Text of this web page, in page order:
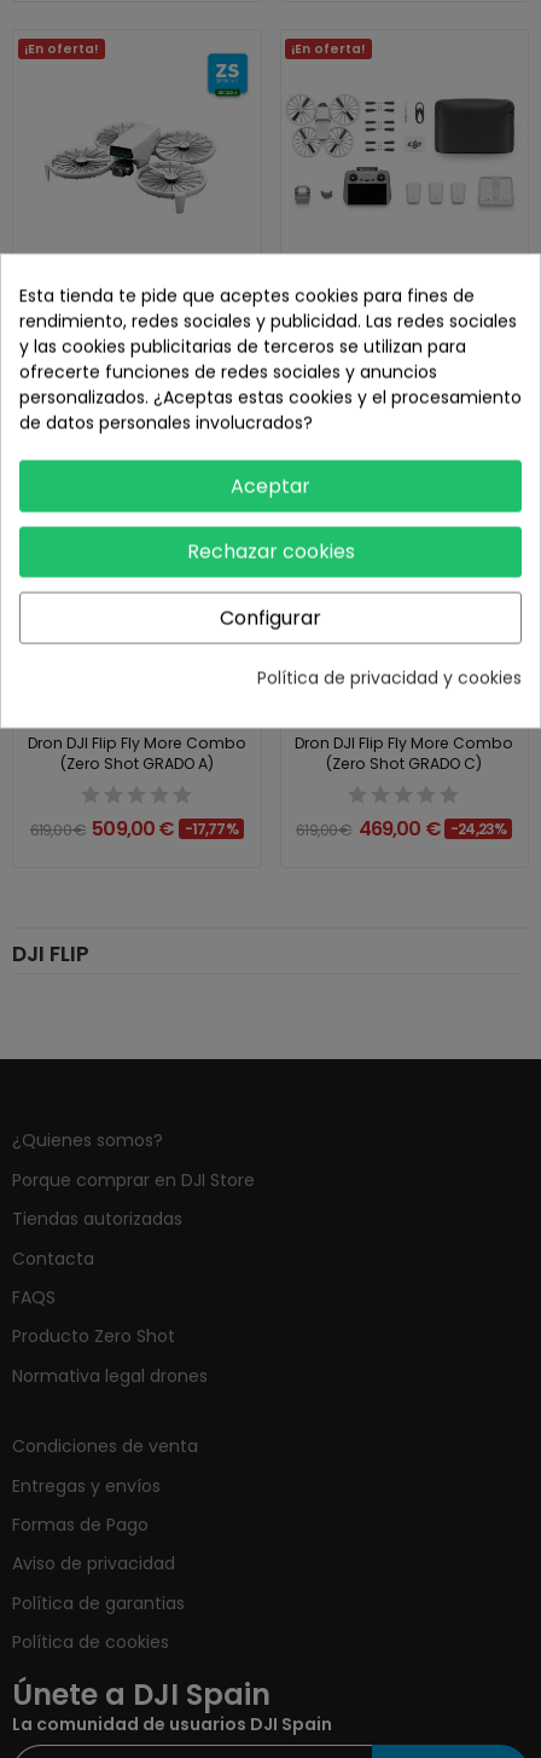
DJI FLIP
¡En oferta!
Dron DJI Flip (Zero Shot
GRADO A)
349,00 € 289,00 € -17,19%
¡En oferta!
Dron DJI Flip Fly More Combo
619,00 €
Dron DJI Flip Fly More Combo
(Zero Shot GRADO A)
619,00 € 509,00 € -17,77%
¡En oferta!
Dron DJI Flip Fly More Combo
(Zero Shot GRADO C)
619,00 € 469,00 € -24,23%
¿Quienes somos?
Porque comprar en DJI Store
Tiendas autorizadas
Contacta
FAQS
Producto Zero Shot
Normativa legal drones
Condiciones de venta
Entregas y envíos
Formas de Pago
Aviso de privacidad
Política de garantias
Política de cookies
Únete a DJI Spain
La comunidad de usuarios DJI Spain
Esta tienda te pide que aceptes cookies para fines de
rendimiento, redes sociales y publicidad. Las redes sociales
y las cookies publicitarias de terceros se utilizan para
ofrecerte funciones de redes sociales y anuncios
personalizados. ¿Aceptas estas cookies y el procesamiento
de datos personales involucrados?
Aceptar
Rechazar cookies
Configurar
Política de privacidad y cookies